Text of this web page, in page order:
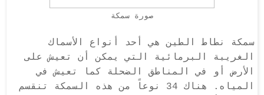
صورة سمكة
سمكة نطاط الطين هي أحد أنواع الأسماك
الغريبة البرمائية التي يمكن أن تعيش على
الأرض أو في المناطق الضحلة كما تعيش في
المياه. هناك 34 نوعاً من هذه السمكة تنقسم